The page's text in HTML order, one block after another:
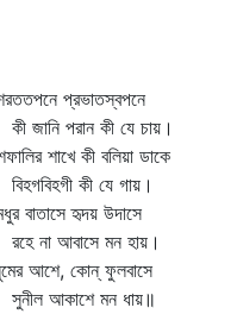
প্রভাতস্বপনে
কী যে চায়।
শাখে কী বলিয়া ডাকে
কী যে গায়।
হৃদয় উদাসে
মন হায়।
আশে, কোন্‌ ফুলবাসে
মন ধায়॥